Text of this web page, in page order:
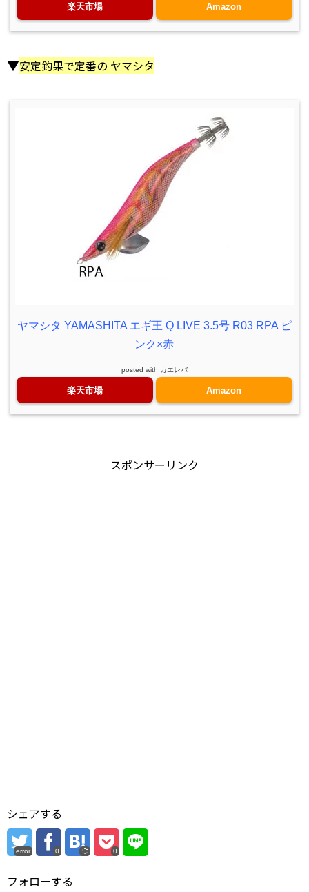
楽天市場 Amazon
▼安定釣果で定番の ヤマシタ
ヤマシタ YAMASHITA エギ王 Q LIVE 3.5号 R03 RPA ピ
ンク×赤
posted with カエレバ
楽天市場 Amazon
スポンサーリンク
シェアする
error 0 0
フォローする